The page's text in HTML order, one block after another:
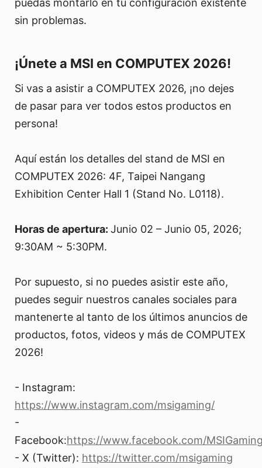
sin problemas.
¡Únete a MSI en COMPUTEX 2026!
Si vas a asistir a COMPUTEX 2026, ¡no dejes
de pasar para ver todos estos productos en
persona!
Aquí están los detalles del stand de MSI en
COMPUTEX 2026: 4F, Taipei Nangang
Exhibition Center Hall 1 (Stand No. L0118).
Horas de apertura: Junio 02 – Junio 05, 2026;
9:30AM ~ 5:30PM.
Por supuesto, si no puedes asistir este año,
puedes seguir nuestros canales sociales para
mantenerte al tanto de los últimos anuncios de
productos, fotos, videos y más de COMPUTEX
2026!
- Instagram:
https://www.instagram.com/msigaming/
-
Facebook:https://www.facebook.com/
- X (Twitter): https://twitter.com/msigaming